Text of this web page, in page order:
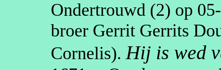
Ondertrouwd (2) op
broer Gerrit Gerrits
Cornelis).Hij is wed